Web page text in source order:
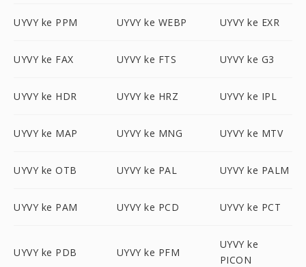
UYVY ke PPM UYVY ke WEBP UYVY ke EXR
UYVY ke FAX UYVY ke FTS UYVY ke G3
UYVY ke HDR UYVY ke HRZ UYVY ke IPL
UYVY ke MAP UYVY ke MNG UYVY ke MTV
UYVY ke OTB UYVY ke PAL UYVY ke PALM
UYVY ke PAM UYVY ke PCD UYVY ke PCT
UYVY ke PDB UYVY ke PFM
UYVY ke
PICON